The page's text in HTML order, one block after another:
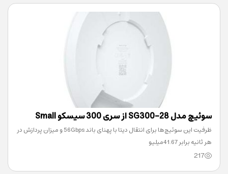
سوئیچ مدل SG300-28 از سری 300 سیسکو Small
Business
ظرفیت این سوئیچ‌ها برای انتقال دیتا با پهنای باند 56Gbps و میزان پردازش در
هر ثانیه برابر 41.67میلیو
217